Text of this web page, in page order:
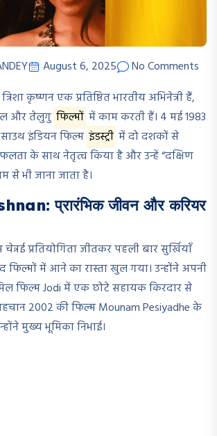
August 6, 2025
No Comments
त्रिशा कृष्णन एक प्रतिष्ठित भारतीय अभिनेत्री हैं,
और तेलुगु फिल्मों में काम करती हैं। 4 मई 1983
इंडियन फिल्म इंडस्ट्री में दो दशकों से
के साथ नेतृत्व किया है और उन्हें “दक्षिण
से भी जाना जाता है।
प्रारंभिक जीवन और करियर
चेन्नई प्रतियोगिता जीतकर पहली बार सुर्खियाँ
फिल्मों में आने का रास्ता खुल गया। उन्होंने अपनी
फिल्म Jodi में एक छोटे सहायक किरदार से
2002 की फिल्म Mounam Pesiyadhe के
मुख्य भूमिका निभाई।